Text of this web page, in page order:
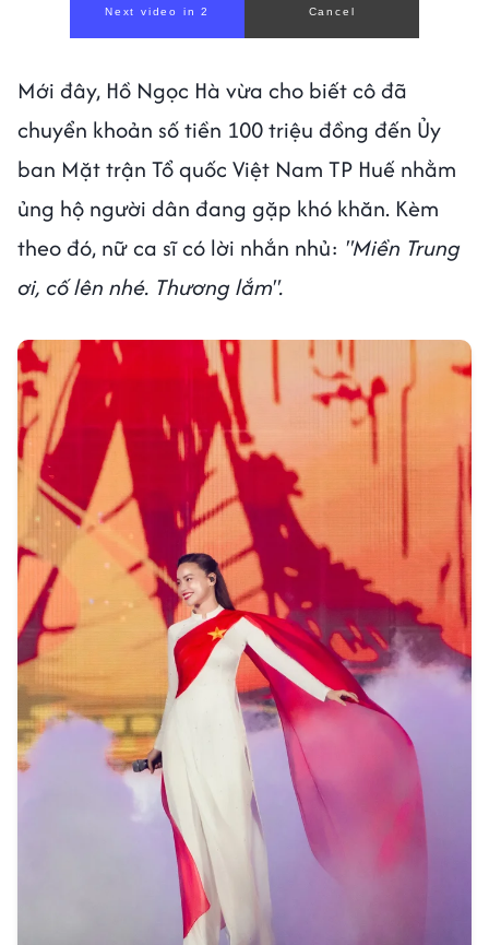
Mới đây, Hồ Ngọc Hà vừa cho biết cô đã
chuyển khoản số tiền 100 triệu đồng đến Ủy
ban Mặt trận Tổ quốc Việt Nam TP Huế nhằm
ủng hộ người dân đang gặp khó khăn. Kèm
theo đó, nữ ca sĩ có lời nhắn nhủ: "Miền Trung
ơi, cố lên nhé. Thương lắm".